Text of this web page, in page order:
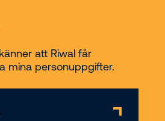
att Riwal får
mina personuppgifter.